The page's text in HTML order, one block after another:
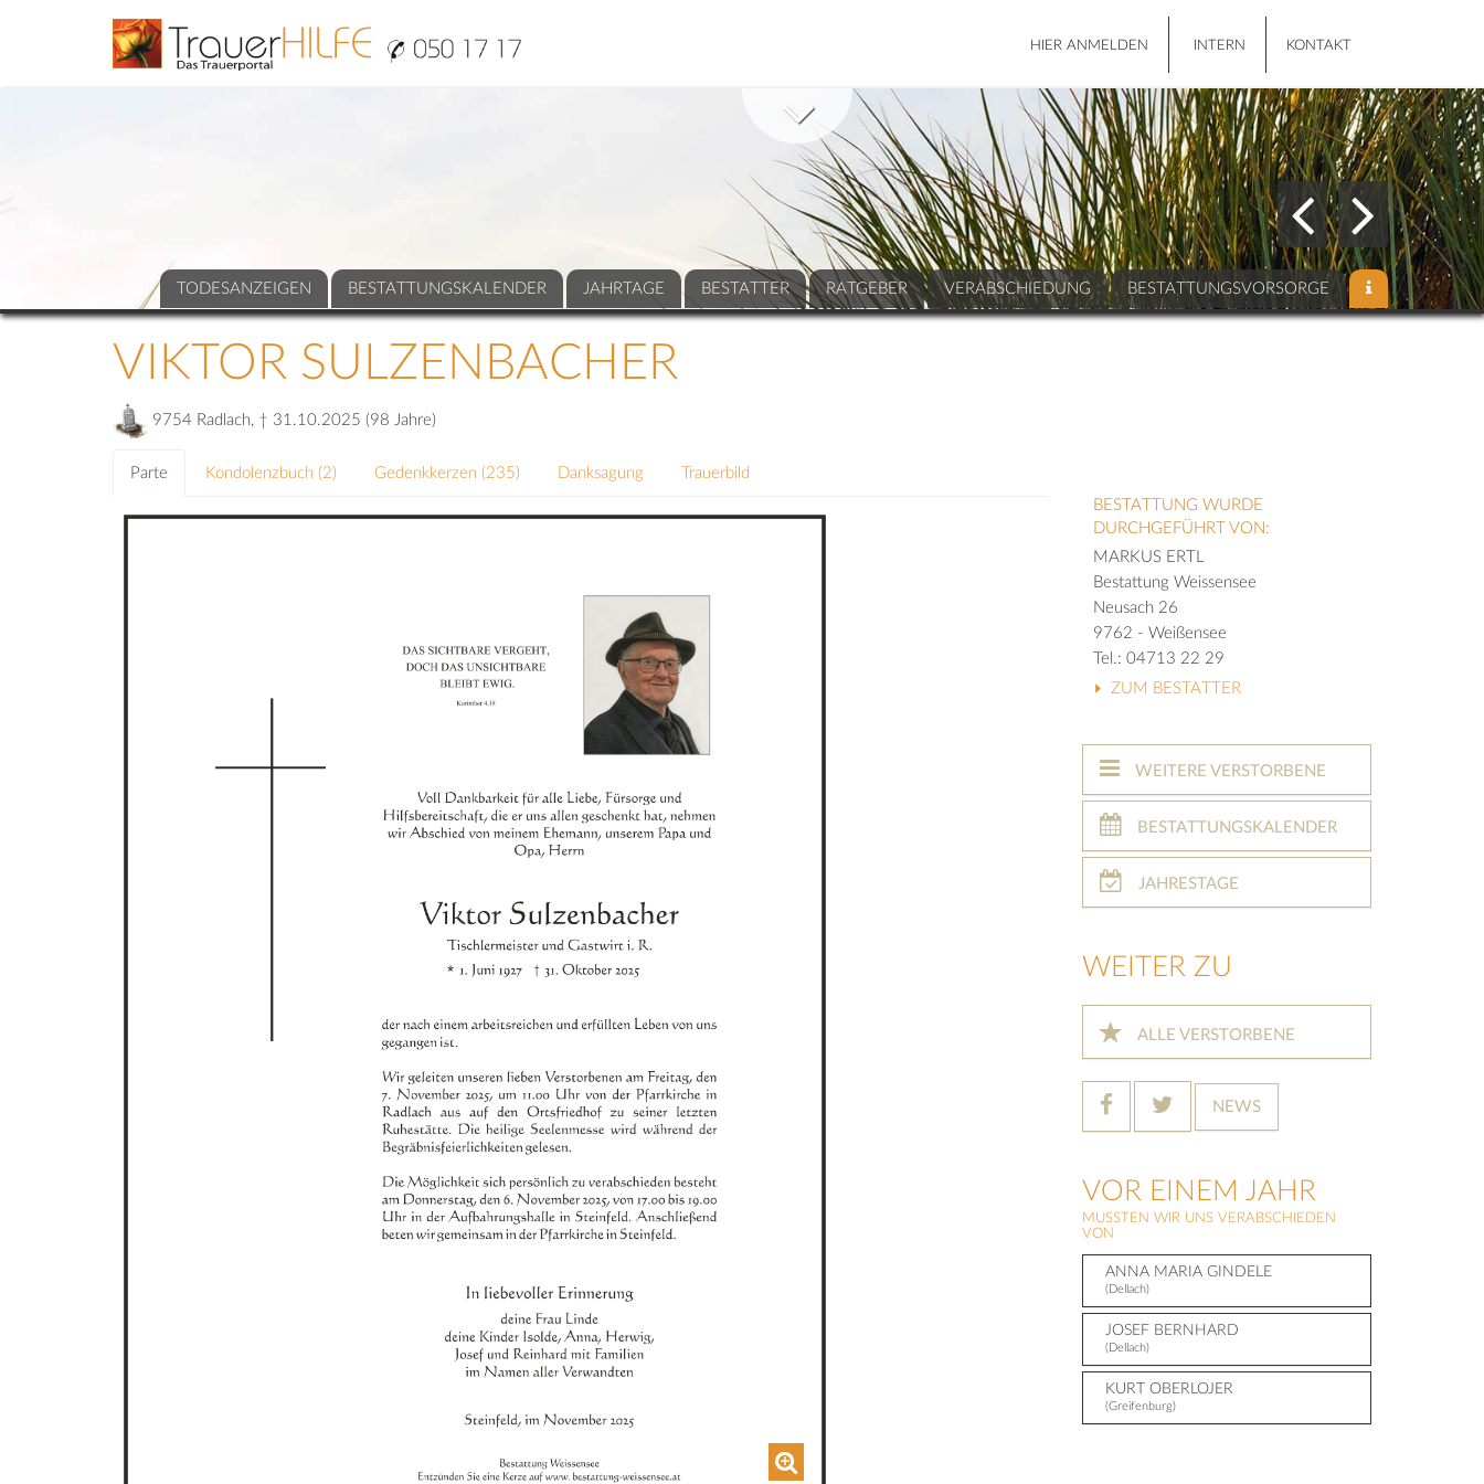
HIER ANMELDEN INTERN KONTAKT
TODESANZEIGEN BESTATTUNGSKALENDER JAHRTAGE BESTATTER RATGEBER VERABSCHIEDUNG BESTATTUNGSVORSORGE
VIKTOR SULZENBACHER
9754 Radlach, † 31.10.2025 (98 Jahre)
Parte Kondolenzbuch (2) Gedenkkerzen (235) Danksagung
Trauerbild
BESTATTUNG WURDE
DURCHGEFÜHRT VON:
MARKUS ERTL
Bestattung Weissensee
Neusach 26
9762 - Weißensee
Tel.: 04713 22 29
ZUM BESTATTER
WEITERE VERSTORBENE
BESTATTUNGSKALENDER
JAHRESTAGE
WEITER ZU
ALLE VERSTORBENE
NEWS
VOR EINEM JAHR
MUSSTEN WIR UNS VERABSCHIEDEN
VON
ANNA MARIA GINDELE
(Dellach)
JOSEF BERNHARD
(Dellach)
KURT OBERLOJER
(Greifenburg)